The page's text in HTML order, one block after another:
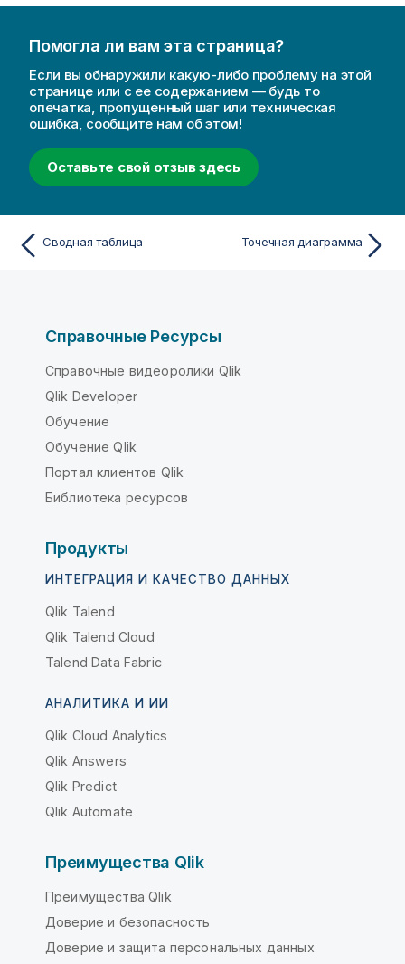
Помогла ли вам эта страница?
Если вы обнаружили какую-либо проблему на этой
странице или с ее содержанием — будь то
опечатка, пропущенный шаг или техническая
ошибка, сообщите нам об этом!
Оставьте свой отзыв здесь
Сводная таблица Точечная диаграмма
Справочные Ресурсы
Справочные видеоролики Qlik
Qlik Developer
Обучение
Обучение Qlik
Портал клиентов Qlik
Библиотека ресурсов
Продукты
ИНТЕГРАЦИЯ И КАЧЕСТВО ДАННЫХ
Qlik Talend
Qlik Talend Cloud
Talend Data Fabric
АНАЛИТИКА И ИИ
Qlik Cloud Analytics
Qlik Answers
Qlik Predict
Qlik Automate
Преимущества Qlik
Преимущества Qlik
Доверие и безопасность
Доверие и защита персональных данных